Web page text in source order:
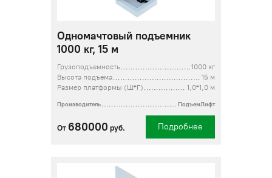
Одномачтовый подъемник
1000 кг, 15 м
Грузоподъемность
1000 кг
Высота подъема
15 м
Размер платформы (Ш*Г)
1,0*1,0 м
Производитель ПодъемЛифт
От 680000 руб. Подробнее